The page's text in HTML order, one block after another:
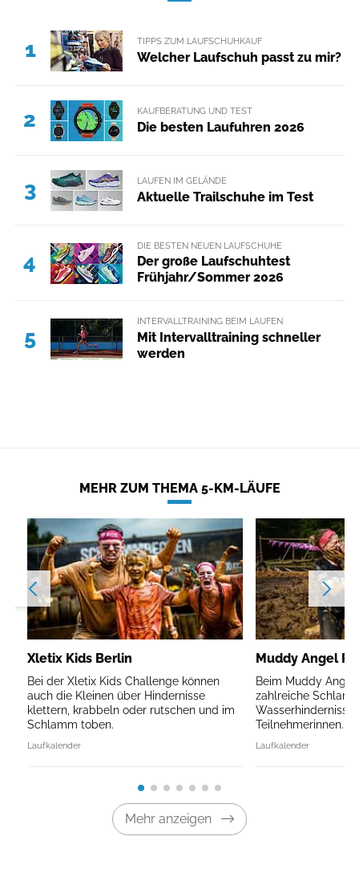
1 TIPPS ZUM LAUFSCHUHKAUF
Welcher Laufschuh passt zu mir?
2 KAUFBERATUNG UND TEST
Die besten Laufuhren 2026
3 LAUFEN IM GELÄNDE
Aktuelle Trailschuhe im Test
4
DIE BESTEN NEUEN LAUFSCHUHE
Der große Laufschuhtest
Frühjahr/Sommer 2026
5
INTERVALLTRAINING BEIM LAUFEN
Mit Intervalltraining schneller
werden
MEHR ZUM THEMA 5-KM-LÄUFE
Xletix Kids Berlin
Bei der Xletix Kids Challenge können
auch die Kleinen über Hindernisse
klettern, krabbeln oder rutschen und im
Schlamm toben.
Laufkalender
Muddy Angel
Beim Muddy
zahlreiche
Wasserhindernisse
Teilnehmerinnen.
Laufkalender
Mehr anzeigen